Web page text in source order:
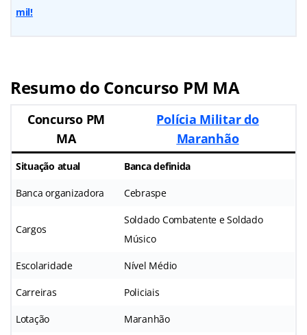
mil!
Resumo do Concurso PM MA
Concurso PM
MA
Polícia Militar do
Maranhão
Situação atual Banca definida
Banca organizadora Cebraspe
Cargos
Soldado Combatente e Soldado
Músico
Escolaridade Nível Médio
Carreiras Policiais
Lotação Maranhão